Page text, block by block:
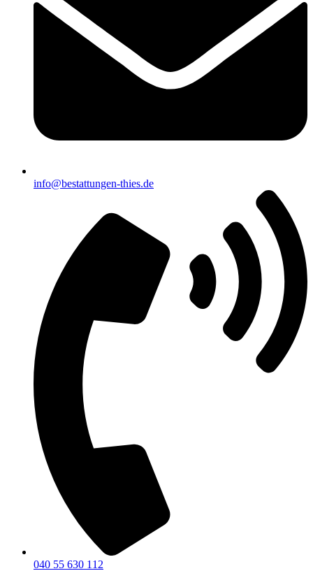
info@bestattungen-thies.de
040 55 630 112